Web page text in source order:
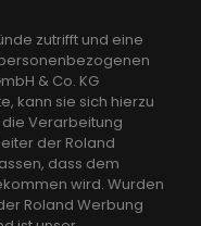
zutrifft und eine
& Co. KG
kann sie sich hierzu
Verarbeitung
der Roland
dass dem
wird. Wurden
Roland Werbung